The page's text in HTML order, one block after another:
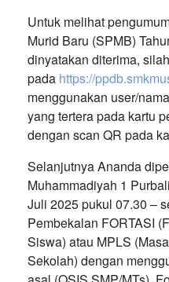
Untuk melihat
Murid Baru (SPMB)
dinyatakan diterima,
pada https://
menggunakan user/
yang tertera pada kartu
dengan scan QR pada
Selanjutnya Ananda
Muhammadiyah 1
Juli 2025 pukul 07.30 –
Pembekalan FORTASI
Siswa) atau MPLS
Sekolah) dengan